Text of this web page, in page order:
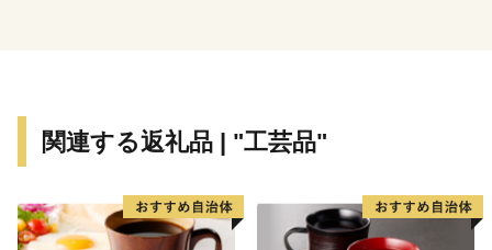
がしねさくらんぼマラソン大会」、全国でもまれな果物
施設にも「さくらんぼ」にちなんだ名称がつけられるな
ど、官民一体となって「さくらんぼ＝東根市」のイメー
関連する返礼品 | "工芸品"